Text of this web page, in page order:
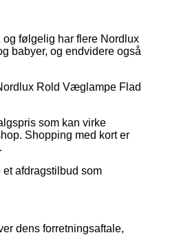
følgelig har flere Nordlux
babyer, og endvidere også
Rold Væglampe Flad
som kan virke
Shopping med kort er
afdragstilbud som
dens forretningsaftale,